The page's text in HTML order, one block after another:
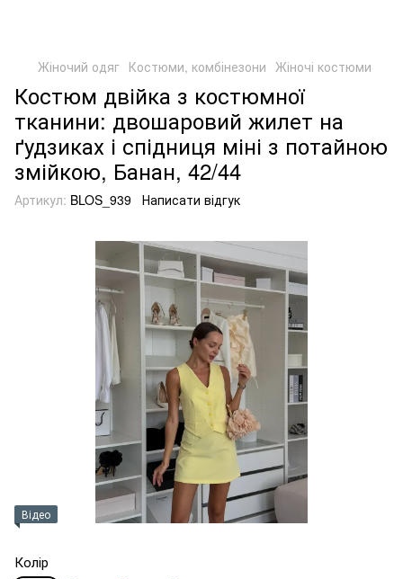
Жіночий одяг Костюми, комбінезони Жіночі костюми
Костюм двійка з костюмної
тканини: двошаровий жилет на
ґудзиках і спідниця міні з потайною
змійкою, Банан, 42/44
Артикул: BLOS_939 Написати відгук
Відео
Колір